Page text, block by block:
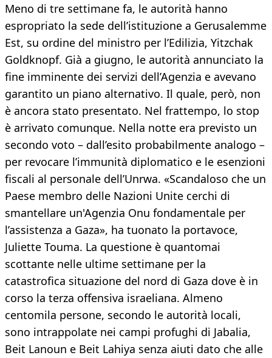
Meno di tre settimane fa, le autorità hanno
espropriato la sede dell’istituzione a Gerusalemme
Est, su ordine del ministro per l’Edilizia, Yitzchak
Goldknopf. Già a giugno, le autorità annunciato la
fine imminente dei servizi dell’Agenzia e avevano
garantito un piano alternativo. Il quale, però, non
è ancora stato presentato. Nel frattempo, lo stop
è arrivato comunque. Nella notte era previsto un
secondo voto – dall’esito probabilmente analogo –
per revocare l’immunità diplomatico e le esenzioni
fiscali al personale dell’Unrwa. «Scandaloso che un
Paese membro delle Nazioni Unite cerchi di
smantellare un'Agenzia Onu fondamentale per
l’assistenza a Gaza», ha tuonato la portavoce,
Juliette Touma. La questione è quantomai
scottante nelle ultime settimane per la
catastrofica situazione del nord di Gaza dove è in
corso la terza offensiva israeliana. Almeno
centomila persone, secondo le autorità locali,
sono intrappolate nei campi profughi di Jabalia,
Beit Lanoun e Beit Lahiya senza aiuti dato che alle